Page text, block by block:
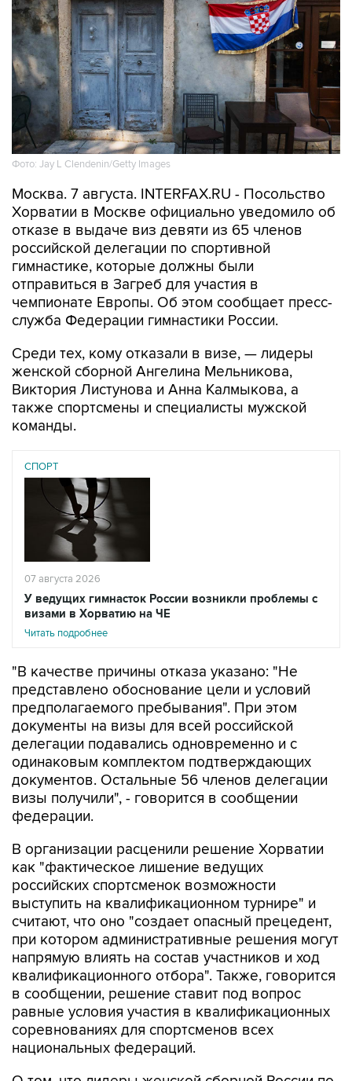
Фото: Jay L Clendenin/Getty Images
Москва. 7 августа. INTERFAX.RU - Посольство
Хорватии в Москве официально уведомило об
отказе в выдаче виз девяти из 65 членов
российской делегации по спортивной
гимнастике, которые должны были
отправиться в Загреб для участия в
чемпионате Европы. Об этом сообщает пресс-
служба Федерации гимнастики России.
Среди тех, кому отказали в визе, — лидеры
женской сборной Ангелина Мельникова,
Виктория Листунова и Анна Калмыкова, а
также спортсмены и специалисты мужской
команды.
СПОРТ
07 августа 2026
У ведущих гимнасток России возникли проблемы с
визами в Хорватию на ЧЕ
Читать подробнее
"В качестве причины отказа указано: "Не
представлено обоснование цели и условий
предполагаемого пребывания". При этом
документы на визы для всей российской
делегации подавались одновременно и с
одинаковым комплектом подтверждающих
документов. Остальные 56 членов делегации
визы получили", - говорится в сообщении
федерации.
В организации расценили решение Хорватии
как "фактическое лишение ведущих
российских спортсменок возможности
выступить на квалификационном турнире" и
считают, что оно "создает опасный прецедент,
при котором административные решения могут
напрямую влиять на состав участников и ход
квалификационного отбора". Также, говорится
в сообщении, решение ставит под вопрос
равные условия участия в квалификационных
соревнованиях для спортсменов всех
национальных федераций.